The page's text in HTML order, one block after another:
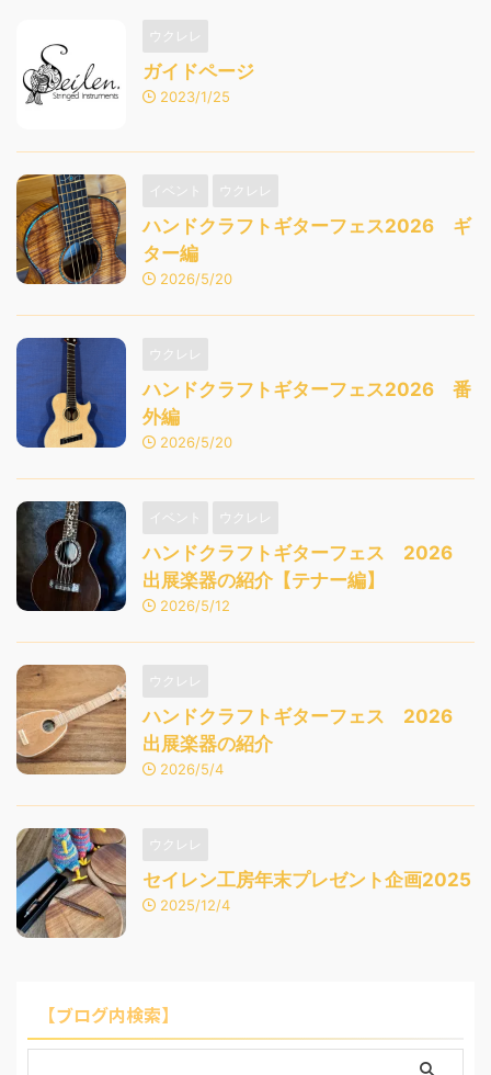
ウクレレ
ガイドページ
2023/1/25
イベント ウクレレ
ハンドクラフトギターフェス2026 ギ
ター編
2026/5/20
ウクレレ
ハンドクラフトギターフェス2026 番
外編
2026/5/20
イベント ウクレレ
ハンドクラフトギターフェス 2026
出展楽器の紹介【テナー編】
2026/5/12
ウクレレ
ハンドクラフトギターフェス 2026
出展楽器の紹介
2026/5/4
ウクレレ
セイレン工房年末プレゼント企画2025
2025/12/4
【ブログ内検索】